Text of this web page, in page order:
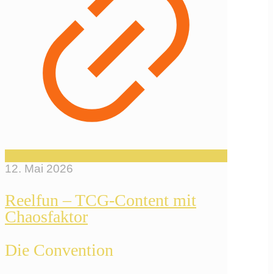
12. Mai 2026
Reelfun – TCG-Content mit
Chaosfaktor
Die Convention